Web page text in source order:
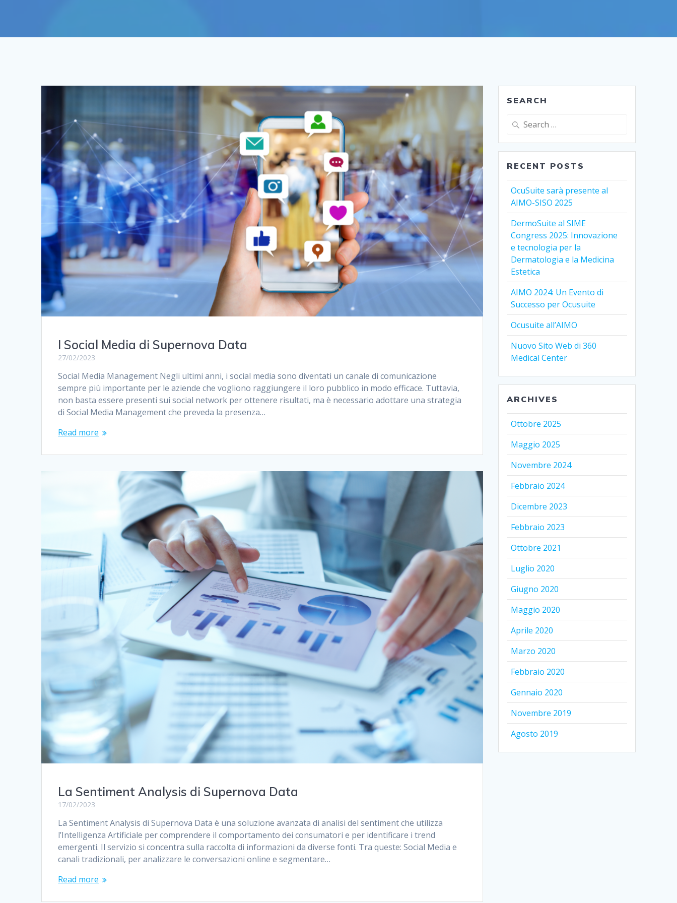
I Social Media di Supernova Data
27/02/2023
Social Media Management Negli ultimi anni, i social media sono diventati un canale di comunicazione
sempre più importante per le aziende che vogliono raggiungere il loro pubblico in modo efficace. Tuttavia,
non basta essere presenti sui social network per ottenere risultati, ma è necessario adottare una strategia
di Social Media Management che preveda la presenza…
Read more
La Sentiment Analysis di Supernova Data
17/02/2023
La Sentiment Analysis di Supernova Data è una soluzione avanzata di analisi del sentiment che utilizza
l’Intelligenza Artificiale per comprendere il comportamento dei consumatori e per identificare i trend
emergenti. Il servizio si concentra sulla raccolta di informazioni da diverse fonti. Tra queste: Social Media e
canali tradizionali, per analizzare le conversazioni online e segmentare…
Read more
SEARCH
Search
RECENT POSTS
OcuSuite sarà presente al
AIMO-SISO 2025
DermoSuite al SIME
Congress 2025: Innovazione
e tecnologia per la
Dermatologia e la Medicina
Estetica
AIMO 2024: Un Evento di
Successo per Ocusuite
Ocusuite all’AIMO
Nuovo Sito Web di 360
Medical Center
ARCHIVES
Ottobre 2025
Maggio 2025
Novembre 2024
Febbraio 2024
Dicembre 2023
Febbraio 2023
Ottobre 2021
Luglio 2020
Giugno 2020
Maggio 2020
Aprile 2020
Marzo 2020
Febbraio 2020
Gennaio 2020
Novembre 2019
Agosto 2019